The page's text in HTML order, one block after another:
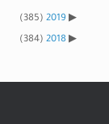
2019
(385)
2018
(384)